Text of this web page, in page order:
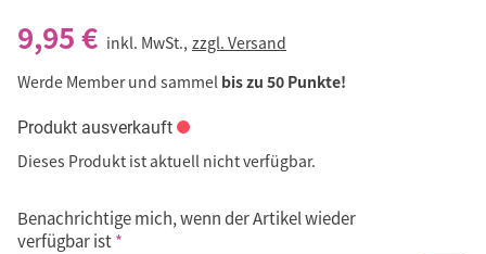
9,95 € inkl. MwSt., zzgl. Versand
Werde Member und sammel bis zu 50 Punkte!
Produkt ausverkauft
Dieses Produkt ist aktuell nicht verfügbar.
Benachrichtige mich, wenn der Artikel wieder
verfügbar ist